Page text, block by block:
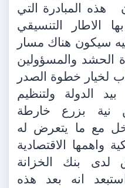
هذه المبادرة التي
الاطار التنسيقي
سيكون هناك مسار
والمسؤولين
لخيار خطوة الصدر
الدولة ولتنظيم
نية بزرع خارطة
مع ما يتعرض له
واهمها الاقتصادية
لدى بنك الخزانة
استبعد انه بعد هذه